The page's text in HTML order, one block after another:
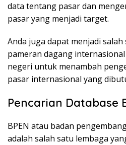
data tentang pasar dan
pasar yang menjadi target.
Anda juga dapat menjadi
pameran dagang
negeri untuk menambah
pasar internasional yang
Pencarian Database
BPEN atau badan
adalah salah satu lembaga